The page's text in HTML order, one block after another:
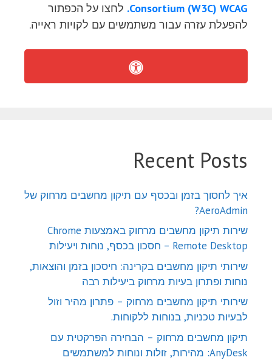
Consortium (W3C) WCAG. לחצו על הכפתור
להפעלת עזרה עבור משתמשים עם לקויות ראייה.
Recent Posts
איך לחסוך בזמן ובכסף עם תיקון מחשבים מרחוק של
AeroAdmin?
שירות תיקון מחשבים מרחוק באמצעות Chrome
Remote Desktop – חסכון בכסף, נוחות ויעילות
שירותי תיקון מחשבים בקרינה: חיסכון בזמן והוצאות,
נוחות ופתרון בעיות מרחוק ביעילות רבה
שירותי תיקון מחשבים מרחוק – פתרון מהיר וזול
לבעיות טכניות, בנוחות ללקוחות.
תיקון מחשבים מרחוק – הבחירה הפרקטית עם
AnyDesk: מהירות, זולות ונוחות למשתמשים